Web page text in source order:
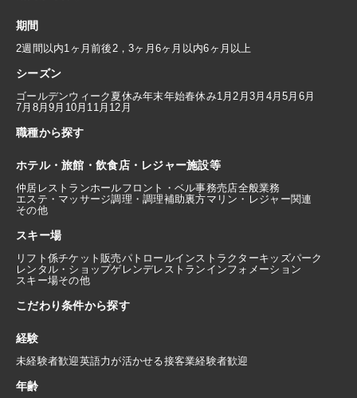
期間
2週間以内1ヶ月前後 2，3ヶ月 6ヶ月以内6ヶ月以上
シーズン
ゴールデンウィーク 夏休み年末年始春休み1月 2月3月 4月5月 6月
7月 8月9月 10月 11月 12月
職種から探す
ホテル・旅館・飲食店・レジャー施設等
仲居 レストランホールフロント・ベル事務売店全般業務
エステ・マッサージ調理・調理補助裏方マリン・レジャー関連
その他
スキー場
リフト係チケット販売パトロールインストラクターキッズパーク
レンタル・ショップゲレンデレストラン インフォメーション
スキー場その他
こだわり条件から探す
経験
未経験者歓迎英語力が活かせる接客業経験者歓迎
年齢